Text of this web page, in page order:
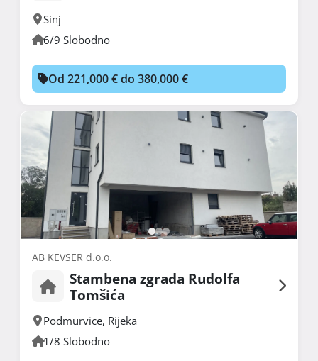
Sinj
6/9 Slobodno
Od 221,000 € do 380,000 €
AB KEVSER d.o.o.
Stambena zgrada Rudolfa
Tomšića
Podmurvice, Rijeka
1/8 Slobodno